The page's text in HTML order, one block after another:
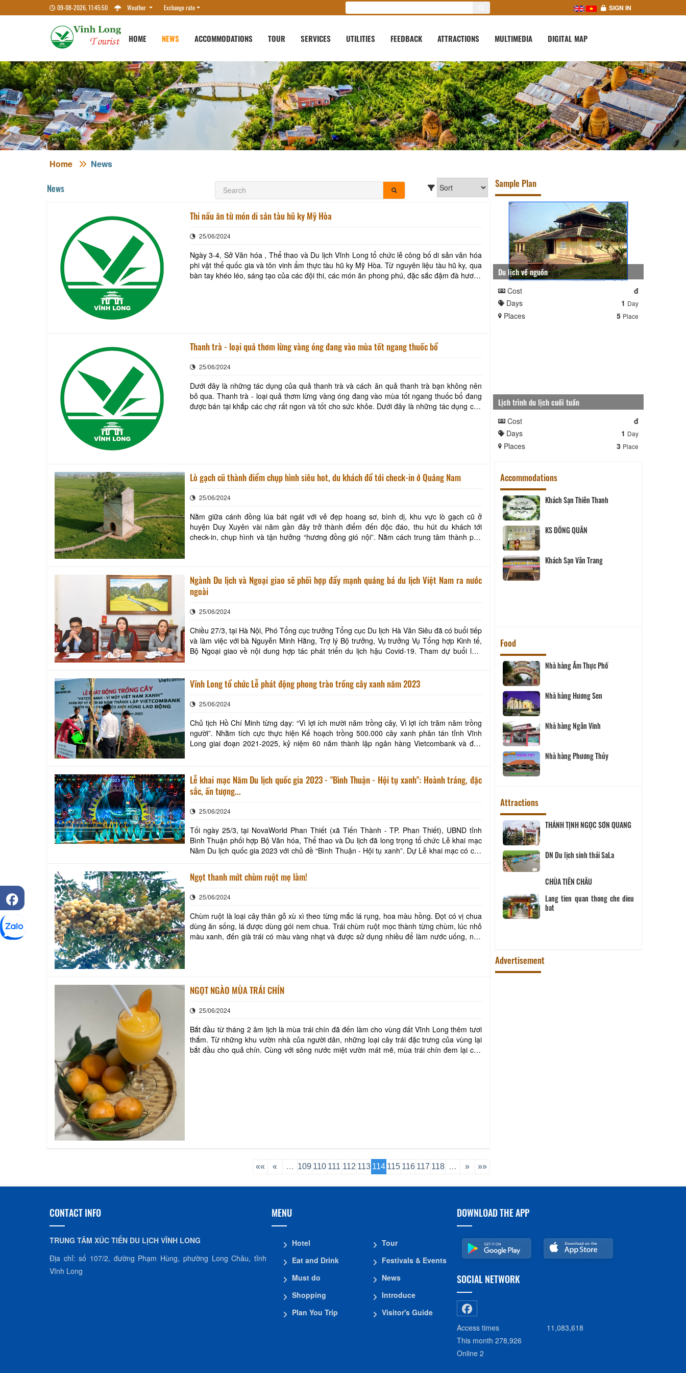
09-08-2026, 11:45:51 Weather Exchange rate SIGN IN
HOME NEWS ACCOMMODATIONS TOUR SERVICES UTILITIES FEEDBACK ATTRACTIONS MULTIMEDIA DIGITAL MAP
Home News
News
Thi nấu ăn từ món di sản tàu hũ ky Mỹ Hòa
25/06/2024
Ngày 3-4, Sở Văn hóa , Thể thao và Du lịch Vĩnh Long tổ chức lễ công bố di sản văn hóa
phi vật thể quốc gia và tôn vinh ẩm thực tàu hũ ky Mỹ Hòa. Từ nguyên liệu tàu hũ ky, qua
bàn tay khéo léo, sáng tạo của các đội thi, các món ăn phong phú, đặc sắc đậm đà hương
Thanh trà - loại quả thơm lừng vàng óng đang vào mùa tốt ngang thuốc bổ
25/06/2024
Dưới đây là những tác dụng của quả thanh trà và cách ăn quả thanh trà bạn không nên
bỏ qua. Thanh trà - loại quả thơm lừng vàng óng đang vào mùa tốt ngang thuốc bổ đang
được bán tại khắp các chợ rất ngon và tốt cho sức khỏe. Dưới đây là những tác dụng của
Lò gạch cũ thành điểm chụp hình siêu hot, du khách đổ tới check-in ở Quảng Nam
25/06/2024
Nằm giữa cánh đồng lúa bát ngát với vẻ đẹp hoang sơ, bình dị, khu vực lò gạch cũ ở
huyện Duy Xuyên vài năm gần đây trở thành điểm đến độc đáo, thu hút du khách tới
check-in, chụp hình và tận hưởng “hương đồng gió nội”. Nằm cách trung tâm thành phố
Ngành Du lịch và Ngoại giao sẽ phối hợp đẩy mạnh quảng bá du lịch Việt Nam ra nước
ngoài
25/06/2024
Chiều 27/3, tại Hà Nội, Phó Tổng cục trưởng Tổng cục Du lịch Hà Văn Siêu đã có buổi tiếp
và làm việc với bà Nguyễn Minh Hằng, Trợ lý Bộ trưởng, Vụ trưởng Vụ Tổng hợp Kinh tế,
Bộ Ngoại giao về nội dung hợp tác phát triển du lịch hậu Covid-19. Tham dự buổi làm
Vĩnh Long tổ chức Lễ phát động phong trào trồng cây xanh năm 2023
25/06/2024
Chủ tịch Hồ Chí Minh từng dạy: “Vì lợi ích mười năm trồng cây, Vì lợi ích trăm năm trồng
người”. Nhằm tích cực thực hiện Kế hoạch trồng 500.000 cây xanh phân tán tỉnh Vĩnh
Long giai đoạn 2021-2025, kỷ niệm 60 năm thành lập ngân hàng Vietcombank và đón
Lễ khai mạc Năm Du lịch quốc gia 2023 - "Bình Thuận - Hội tụ xanh": Hoành tráng, đặc
sắc, ấn tượng...
25/06/2024
Tối ngày 25/3, tại NovaWorld Phan Thiết (xã Tiến Thành - TP. Phan Thiết), UBND tỉnh
Bình Thuận phối hợp Bộ Văn hóa, Thể thao và Du lịch đã long trọng tổ chức Lễ khai mạc
Năm Du lịch quốc gia 2023 với chủ đề “Bình Thuận - Hội tụ xanh”. Dự Lễ khai mạc có các
Ngọt thanh mứt chùm ruột mẹ làm!
25/06/2024
Chùm ruột là loại cây thân gỗ xù xì theo từng mắc lá rụng, hoa màu hồng. Đọt có vị chua
dùng ăn sống, lá được dùng gói nem chua. Trái chùm ruột mọc thành từng chùm, lúc nhỏ
màu xanh, đến già trái có màu vàng nhạt và được sử dụng nhiều để làm nước uống, nấu
NGỌT NGÀO MÙA TRÁI CHÍN
25/06/2024
Bắt đầu từ tháng 2 âm lịch là mùa trái chín đã đến làm cho vùng đất Vĩnh Long thêm tươi
thắm. Từ những khu vườn nhà của người dân, những loại cây trái đặc trưng của vùng lại
bắt đầu cho quả chín. Cùng với sông nước miệt vườn mát mẽ, mùa trái chín đem lại cho
«« « … 109 110 111 112 113 114 115 116 117 118 … » »»
Sample Plan
Du lịch về nguồn
Cost
đ
Days
1 Day
Places 5 Place
Lịch trình du lịch cuối tuần
Cost
đ
Days
1 Day
Places 3 Place
Accommodations
Khách sạn Cửu Long
ONE HOTEL
Khách sạn Ngũ Long Hai
Khách Sạn Thiên Thanh
KS ĐÔNG QUÂN
Khách Sạn Vân Trang
Food
Attractions
Khu tưởng niệm cố Thủ tướng Võ
Văn Kiệt
Hộ kinh doanh CocoHome
Khu lưu niệm Chủ tịch Hội đồng
Bộ trưởng Phạm Hùng
DN Đình Tân Hoa
Advertisement
CONTACT INFO
TRUNG TÂM XÚC TIẾN DU LỊCH VĨNH LONG
Địa chỉ: số 107/2, đường Phạm Hùng, phường Long Châu, tỉnh
Vĩnh Long
MENU
Hotel
Eat and Drink
Must do
Shopping
Plan You Trip
Tour
Festivals & Events
News
Introduce
Visitor's Guide
DOWNLOAD THE APP
SOCIAL NETWORK
Access times
11,083,618
This month 278,926
Online 2